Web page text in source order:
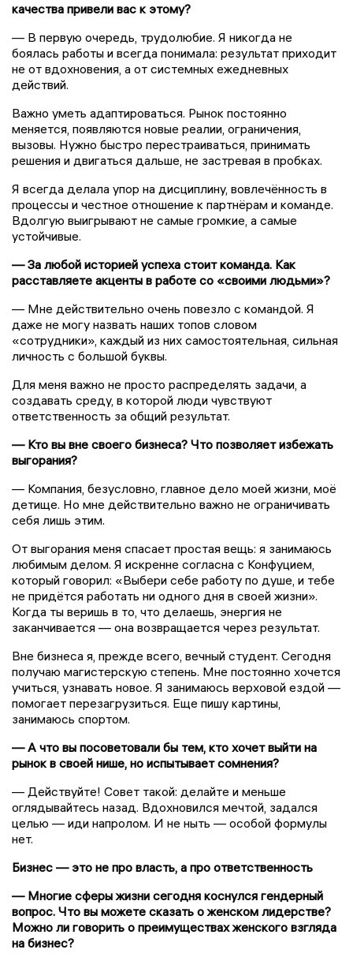
качества привели вас к этому?
— В первую очередь, трудолюбие. Я никогда не
боялась работы и всегда понимала: результат приходит
не от вдохновения, а от системных ежедневных
действий.
Важно уметь адаптироваться. Рынок постоянно
меняется, появляются новые реалии, ограничения,
вызовы. Нужно быстро перестраиваться, принимать
решения и двигаться дальше, не застревая в пробках.
Я всегда делала упор на дисциплину, вовлечённость в
процессы и честное отношение к партнёрам и команде.
Вдолгую выигрывают не самые громкие, а самые
устойчивые.
— За любой историей успеха стоит команда. Как
расставляете акценты в работе со «своими людьми»?
— Мне действительно очень повезло с командой. Я
даже не могу назвать наших топов словом
«сотрудники», каждый из них самостоятельная, сильная
личность с большой буквы.
Для меня важно не просто распределять задачи, а
создавать среду, в которой люди чувствуют
ответственность за общий результат.
— Кто вы вне своего бизнеса? Что позволяет избежать
выгорания?
— Компания, безусловно, главное дело моей жизни, моё
детище. Но мне действительно важно не ограничивать
себя лишь этим.
От выгорания меня спасает простая вещь: я занимаюсь
любимым делом. Я искренне согласна с Конфуцием,
который говорил: «Выбери себе работу по душе, и тебе
не придётся работать ни одного дня в своей жизни».
Когда ты веришь в то, что делаешь, энергия не
заканчивается — она возвращается через результат.
Вне бизнеса я, прежде всего, вечный студент. Сегодня
получаю магистерскую степень. Мне постоянно хочется
учиться, узнавать новое. Я занимаюсь верховой ездой —
помогает перезагрузиться. Еще пишу картины,
занимаюсь спортом.
— А что вы посоветовали бы тем, кто хочет выйти на
рынок в своей нише, но испытывает сомнения?
— Действуйте! Совет такой: делайте и меньше
оглядывайтесь назад. Вдохновился мечтой, задался
целью — иди напролом. И не ныть — особой формулы
нет.
Бизнес — это не про власть, а про ответственность
— Многие сферы жизни сегодня коснулся гендерный
вопрос. Что вы можете сказать о женском лидерстве?
Можно ли говорить о преимуществах женского взгляда
на бизнес?